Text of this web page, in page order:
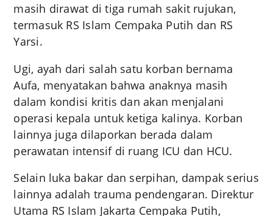
masih dirawat di tiga rumah sakit rujukan,
termasuk RS Islam Cempaka Putih dan RS
Yarsi.
Ugi, ayah dari salah satu korban bernama
Aufa, menyatakan bahwa anaknya masih
dalam kondisi kritis dan akan menjalani
operasi kepala untuk ketiga kalinya. Korban
lainnya juga dilaporkan berada dalam
perawatan intensif di ruang ICU dan HCU.
Selain luka bakar dan serpihan, dampak serius
lainnya adalah trauma pendengaran. Direktur
Utama RS Islam Jakarta Cempaka Putih,